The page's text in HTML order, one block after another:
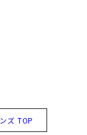
ズ TOP